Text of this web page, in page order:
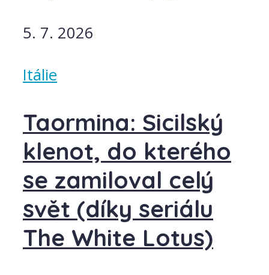
5. 7. 2026
Itálie
Taormina: Sicilský
klenot, do kterého
se zamiloval celý
svět (díky seriálu
The White Lotus)